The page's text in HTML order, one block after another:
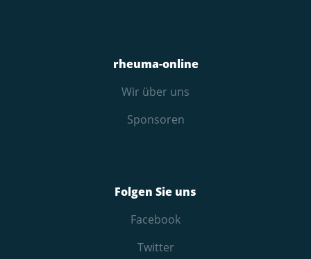
rheuma-online
Wir über uns
Sponsoren
Folgen Sie uns
Facebook
Twitter